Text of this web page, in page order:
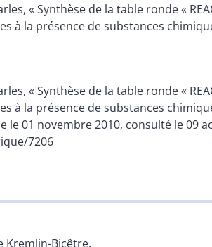
, « Synthèse de la table ronde «
à la présence de substances
, « Synthèse de la table ronde «
à la présence de substances
le 01 novembre 2010, consulté le 09
7206
Kremlin-Bicêtre.